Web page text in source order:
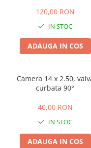
120,00 RON
IN STOC
ADAUGA IN COS
Camera 14 x 2.50,
curbata 90°
40,00 RON
IN STOC
ADAUGA IN COS